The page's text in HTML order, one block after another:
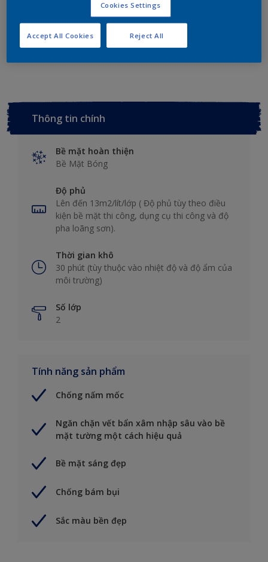
Thêm vào không gian làm việc
Thông tin chính
Bề mặt hoàn thiện
Bề Mặt Bóng
Độ phủ
Lên đến 13m2/lít/lớp ( Độ phủ tùy theo điều
kiện bề mặt thi công, dụng cụ thi công và độ
pha loãng sơn).
Thời gian khô
30 phút (tùy thuộc vào nhiệt độ và độ ẩm của
môi trường)
Số lớp
2
Tính năng sản phẩm
Chống nấm mốc
Ngăn chặn vết bẩn xâm nhập sâu vào bề
mặt tường một cách hiệu quả
Bề mặt sáng đẹp
Chống bám bụi
Sắc màu bền đẹp
Cookies Settings
Reject All
Accept All Cookies